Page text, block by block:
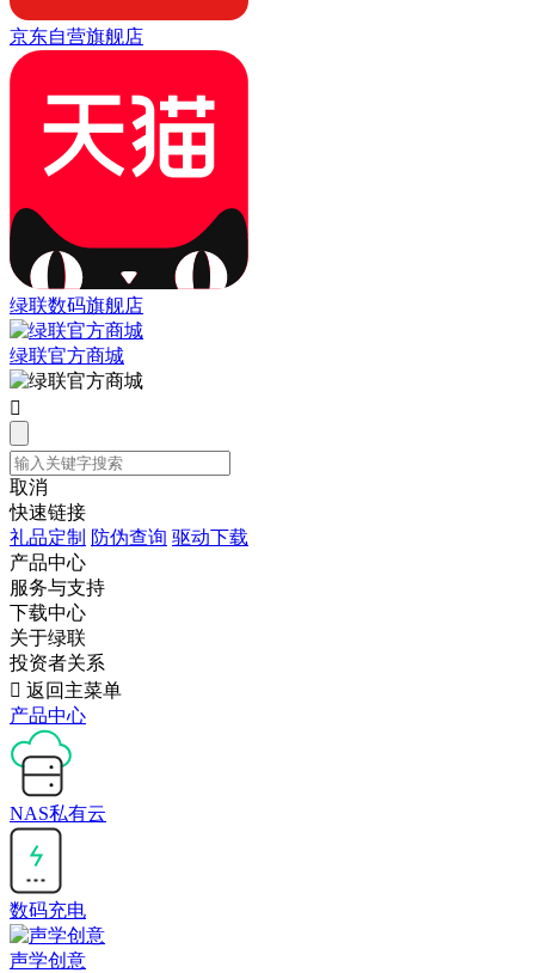
京东自营旗舰店
绿联数码旗舰店
绿联官方商城

取消
快速链接
礼品定制 防伪查询 驱动下载
产品中心
服务与支持
下载中心
关于绿联
投资者关系
 返回主菜单
产品中心
NAS私有云
数码充电
声学创意